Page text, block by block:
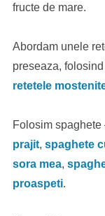
fructe de mare.
Abordam unele
preseaza,
retetele
Folosim spaghete
prajit, spaghete
sora mea,
proaspeti.